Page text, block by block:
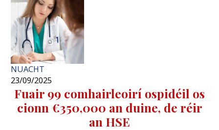
NUACHT
23/09/2025
Fuair 99 comhairleoirí ospidéil os
cionn €350,000 an duine, de réir
an HSE